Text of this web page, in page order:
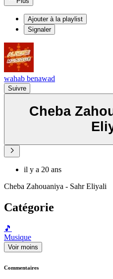
Ajouter à la playlist
Signaler
wahab benawad
Suivre
Cheba
il y a 20 ans
Cheba Zahouaniya - Sahr Eliyali
Catégorie
🎵
Musique
Voir moins
Commentaires